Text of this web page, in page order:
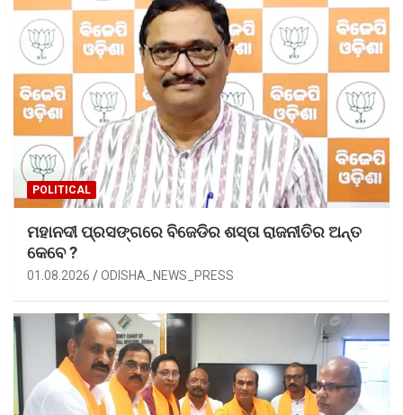
POLITICAL
ମହାନଦୀ ପ୍ରସଙ୍ଗରେ ବିଜେଡିର ଶସ୍ତା ରାଜନୀତିର ଅନ୍ତ
କେବେ ?
01.08.2026 ODISHA_NEWS_PRESS